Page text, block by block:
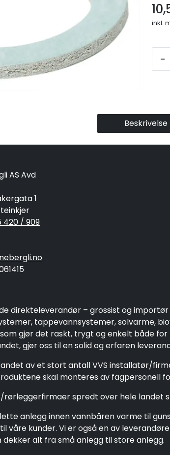
inkl.
-
Beskrivelse
AS Avd
1
420 / 909
direkteleverandør – grossist og
tappevannsystemer, solvarme,
gjør det raskt, trygt og enkelt både
gjør oss til en solid og erfaren
av et stort antall VVS installatør/
skal monteres av fagpersonell
rørleggerfirmaer spredt over hele landet
anlegg innen vannbåren varme til
våre kunder. Vi er også en av
alt fra små anlegg til store anlegg.